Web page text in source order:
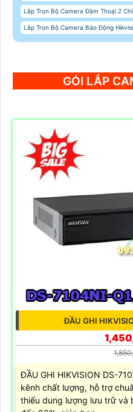
Lắp Trọn Bộ Camera Đàm Thoại 2
Lắp Trọn Bộ Camera Báo Động
GÓI LẮP
ĐẦU GHI
ĐẦU GHI HIKVISION DS-
kênh chất lượng, hỗ trợ
thiểu dung lượng lưu trữ và